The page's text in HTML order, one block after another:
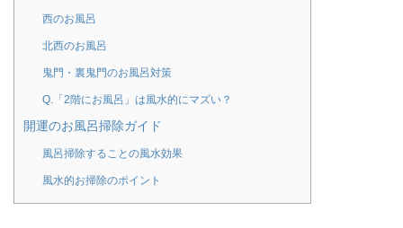
西のお風呂
北西のお風呂
鬼門・裏鬼門のお風呂対策
Q.「2階にお風呂」は風水的にマズい？
開運のお風呂掃除ガイド
風呂掃除することの風水効果
風水的お掃除のポイント